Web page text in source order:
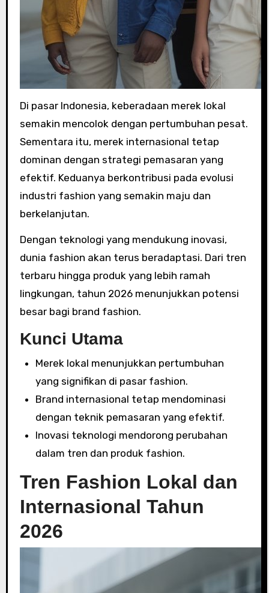
Di pasar Indonesia, keberadaan merek lokal
semakin mencolok dengan pertumbuhan pesat.
Sementara itu, merek internasional tetap
dominan dengan strategi pemasaran yang
efektif. Keduanya berkontribusi pada evolusi
industri fashion yang semakin maju dan
berkelanjutan.
Dengan teknologi yang mendukung inovasi,
dunia fashion akan terus beradaptasi. Dari tren
terbaru hingga produk yang lebih ramah
lingkungan, tahun 2026 menunjukkan potensi
besar bagi brand fashion.
Kunci Utama
Merek lokal menunjukkan pertumbuhan
yang signifikan di pasar fashion.
Brand internasional tetap mendominasi
dengan teknik pemasaran yang efektif.
Inovasi teknologi mendorong perubahan
dalam tren dan produk fashion.
Tren Fashion Lokal dan
Internasional Tahun
2026